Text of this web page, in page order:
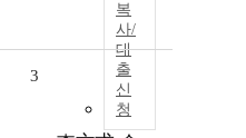
복
사/
대
출
신
청
3